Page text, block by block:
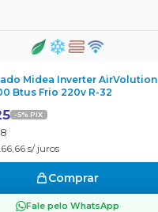
Midea Inverter AirVolution
Btus Frio 220v R-32
-5% PIX
s/ juros
Comprar
Fale pelo WhatsApp